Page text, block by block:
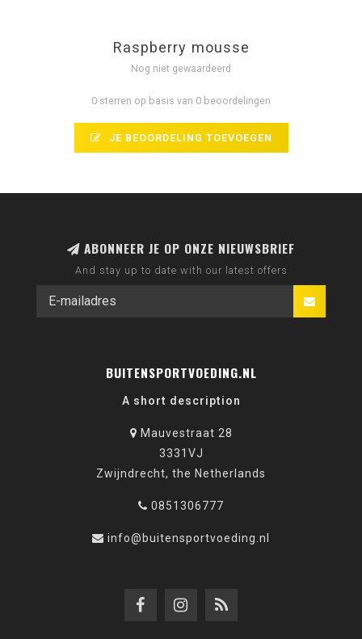
Raspberry mousse
Nog niet gewaardeerd
0 sterren op basis van 0 beoordelingen
JE BEOORDELING TOEVOEGEN
ABONNEER JE OP ONZE NIEUWSBRIEF
And stay up to date with our latest offers
BUITENSPORTVOEDING.NL
A short description
Mauvestraat 28
3331VJ
Zwijndrecht, the Netherlands
0851306777
info@buitensportvoeding.nl